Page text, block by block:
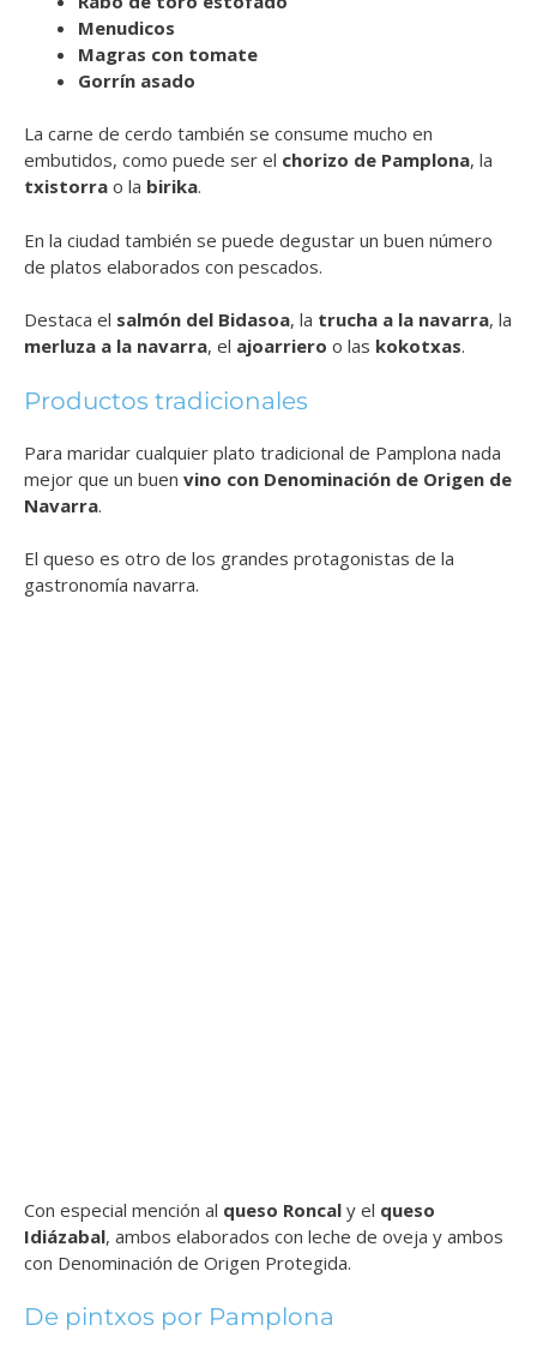
Menudicos
Magras con tomate
Gorrín asado
La carne de cerdo también se consume mucho en
embutidos, como puede ser el chorizo de Pamplona, la
txistorra o la birika.
En la ciudad también se puede degustar un buen número
de platos elaborados con pescados.
Destaca el salmón del Bidasoa, la trucha a la navarra, la
merluza a la navarra, el ajoarriero o las kokotxas.
Productos tradicionales
Para maridar cualquier plato tradicional de Pamplona nada
mejor que un buen vino con Denominación de Origen de
Navarra.
El queso es otro de los grandes protagonistas de la
gastronomía navarra.
Con especial mención al queso Roncal y el queso
Idiázabal, ambos elaborados con leche de oveja y ambos
con Denominación de Origen Protegida.
De pintxos por Pamplona